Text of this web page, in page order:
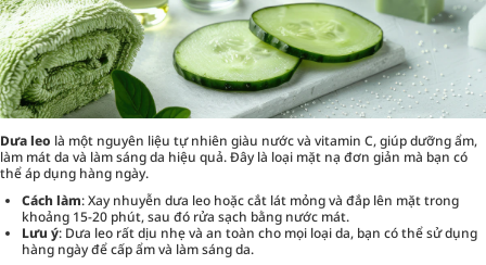
Dưa leo là một nguyên liệu tự nhiên giàu nước và vitamin C, giúp dưỡng ẩm,
làm mát da và làm sáng da hiệu quả. Đây là loại mặt nạ đơn giản mà bạn có
thể áp dụng hàng ngày.
Cách làm: Xay nhuyễn dưa leo hoặc cắt lát mỏng và đắp lên mặt trong
khoảng 15-20 phút, sau đó rửa sạch bằng nước mát.
Lưu ý: Dưa leo rất dịu nhẹ và an toàn cho mọi loại da, bạn có thể sử dụng
hàng ngày để cấp ẩm và làm sáng da.